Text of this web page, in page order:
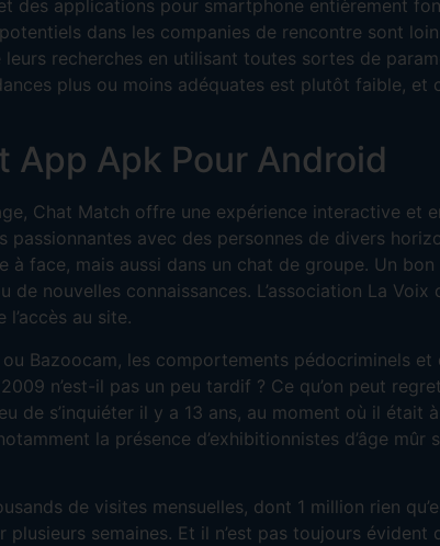
des applications pour smartphone entièrement
dans les companies de rencontre sont
recherches en utilisant toutes sortes de
plus ou moins adéquates est plutôt faible, et
App Apk Pour Android
Chat Match offre une expérience interactive et
avec des personnes de divers
face, mais aussi dans un chat de groupe. Un
nouvelles connaissances. L’association La Voix
au site.
Bazoocam, les comportements pédocriminels
n’est-il pas un peu tardif ? Ce qu’on peut
de s’inquiéter il y a 13 ans, au moment où il était
la présence d’exhibitionnistes d’âge
de visites mensuelles, dont 1 million rien
semaines. Et il n’est pas toujours